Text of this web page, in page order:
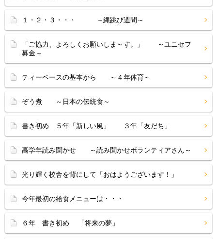
１・２・３・・・ ～縄跳び週間～
「ご協力、よろしくお願いしま～す。」 ～ユニセフ
募金～
ティーベースの基本から ～４年体育～
ぞう煮 ～日本の伝統食～
書き初め ５年「新しい風」 ３年「友だち」
高学年読み聞かせ ～読み聞かせボランティアさん～
光り輝く校舎を背にして「おはようございます！」
今年最初の給食メニューは・・・
６年 書き初め 「将来の夢」